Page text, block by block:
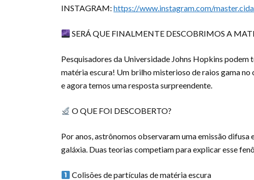
INSTAGRAM: https://www.instagram.com/
SERÁ QUE FINALMENTE DESCOBRIMOS A
Pesquisadores da Universidade Johns Hopkins
matéria escura! Um brilho misterioso de raios gama
e agora temos uma resposta surpreendente.
O QUE FOI DESCOBERTO?
Por anos, astrônomos observaram uma emissão
galáxia. Duas teorias competiam para explicar esse
Colisões de partículas de matéria escura